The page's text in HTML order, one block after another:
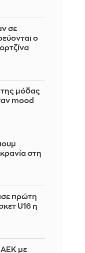
σε
ο
μόδας
mood
στη
πρώτη
U16 η
ΑΕΚ με